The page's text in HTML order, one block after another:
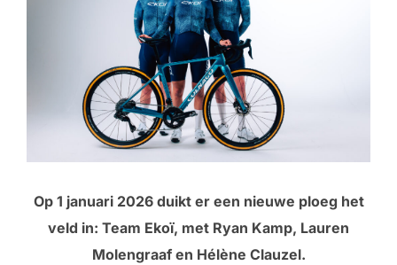
Op 1 januari 2026 duikt er een nieuwe ploeg het
veld in: Team Ekoï, met Ryan Kamp, Lauren
Molengraaf en Hélène Clauzel.